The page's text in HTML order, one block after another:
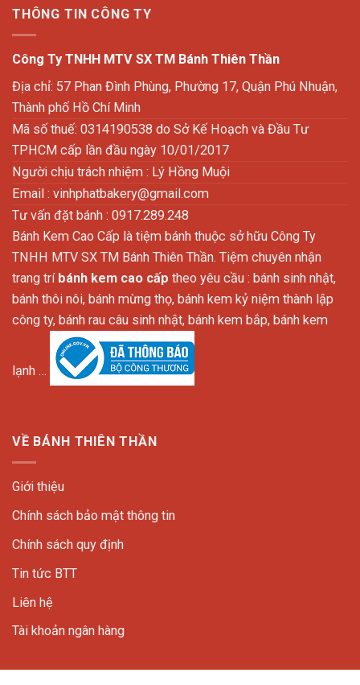
THÔNG TIN CÔNG TY
Công Ty TNHH MTV SX TM Bánh Thiên Thần
Địa chỉ: 57 Phan Đình Phùng, Phường 17, Quận Phú Nhuận,
Thành phố Hồ Chí Minh
Mã số thuế: 0314190538 do Sở Kế Hoạch và Đầu Tư
TPHCM cấp lần đầu ngày 10/01/2017
Người chịu trách nhiệm : Lý Hồng Muội
Email : vinhphatbakery@gmail.com
Tư vấn đặt bánh : 0917.289.248
Bánh Kem Cao Cấp là tiệm bánh thuộc sở hữu Công Ty
TNHH MTV SX TM Bánh Thiên Thần. Tiệm chuyên nhận
trang trí bánh kem cao cấp theo yêu cầu : bánh sinh nhật,
bánh thôi nôi, bánh mừng thọ, bánh kem kỷ niệm thành lập
công ty, bánh rau câu sinh nhật, bánh kem bắp, bánh kem
lạnh …
VỀ BÁNH THIÊN THẦN
Giới thiệu
Chính sách bảo mật thông tin
Chính sách quy định
Tin tức BTT
Liên hệ
Tài khoản ngân hàng